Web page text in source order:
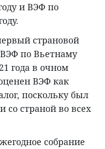
и ВЭФ по
страновой
ВЭФ по Вьетнаму
года в очном
ВЭФ как
поскольку был
со страной во всех
собрание